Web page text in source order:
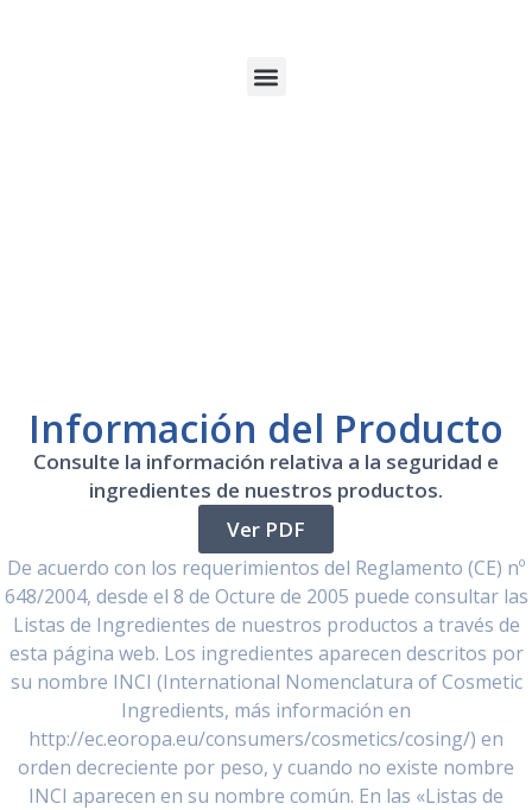
Información del Producto
Consulte la información relativa a la seguridad e
ingredientes de nuestros productos.
Ver PDF
De acuerdo con los requerimientos del Reglamento (CE) nº
648/2004, desde el 8 de Octure de 2005 puede consultar las
Listas de Ingredientes de nuestros productos a través de
esta página web. Los ingredientes aparecen descritos por
su nombre INCI (International Nomenclatura of Cosmetic
Ingredients, más información en
http://ec.eoropa.eu/consumers/cosmetics/cosing/) en
orden decreciente por peso, y cuando no existe nombre
INCI aparecen en su nombre común. En las «Listas de